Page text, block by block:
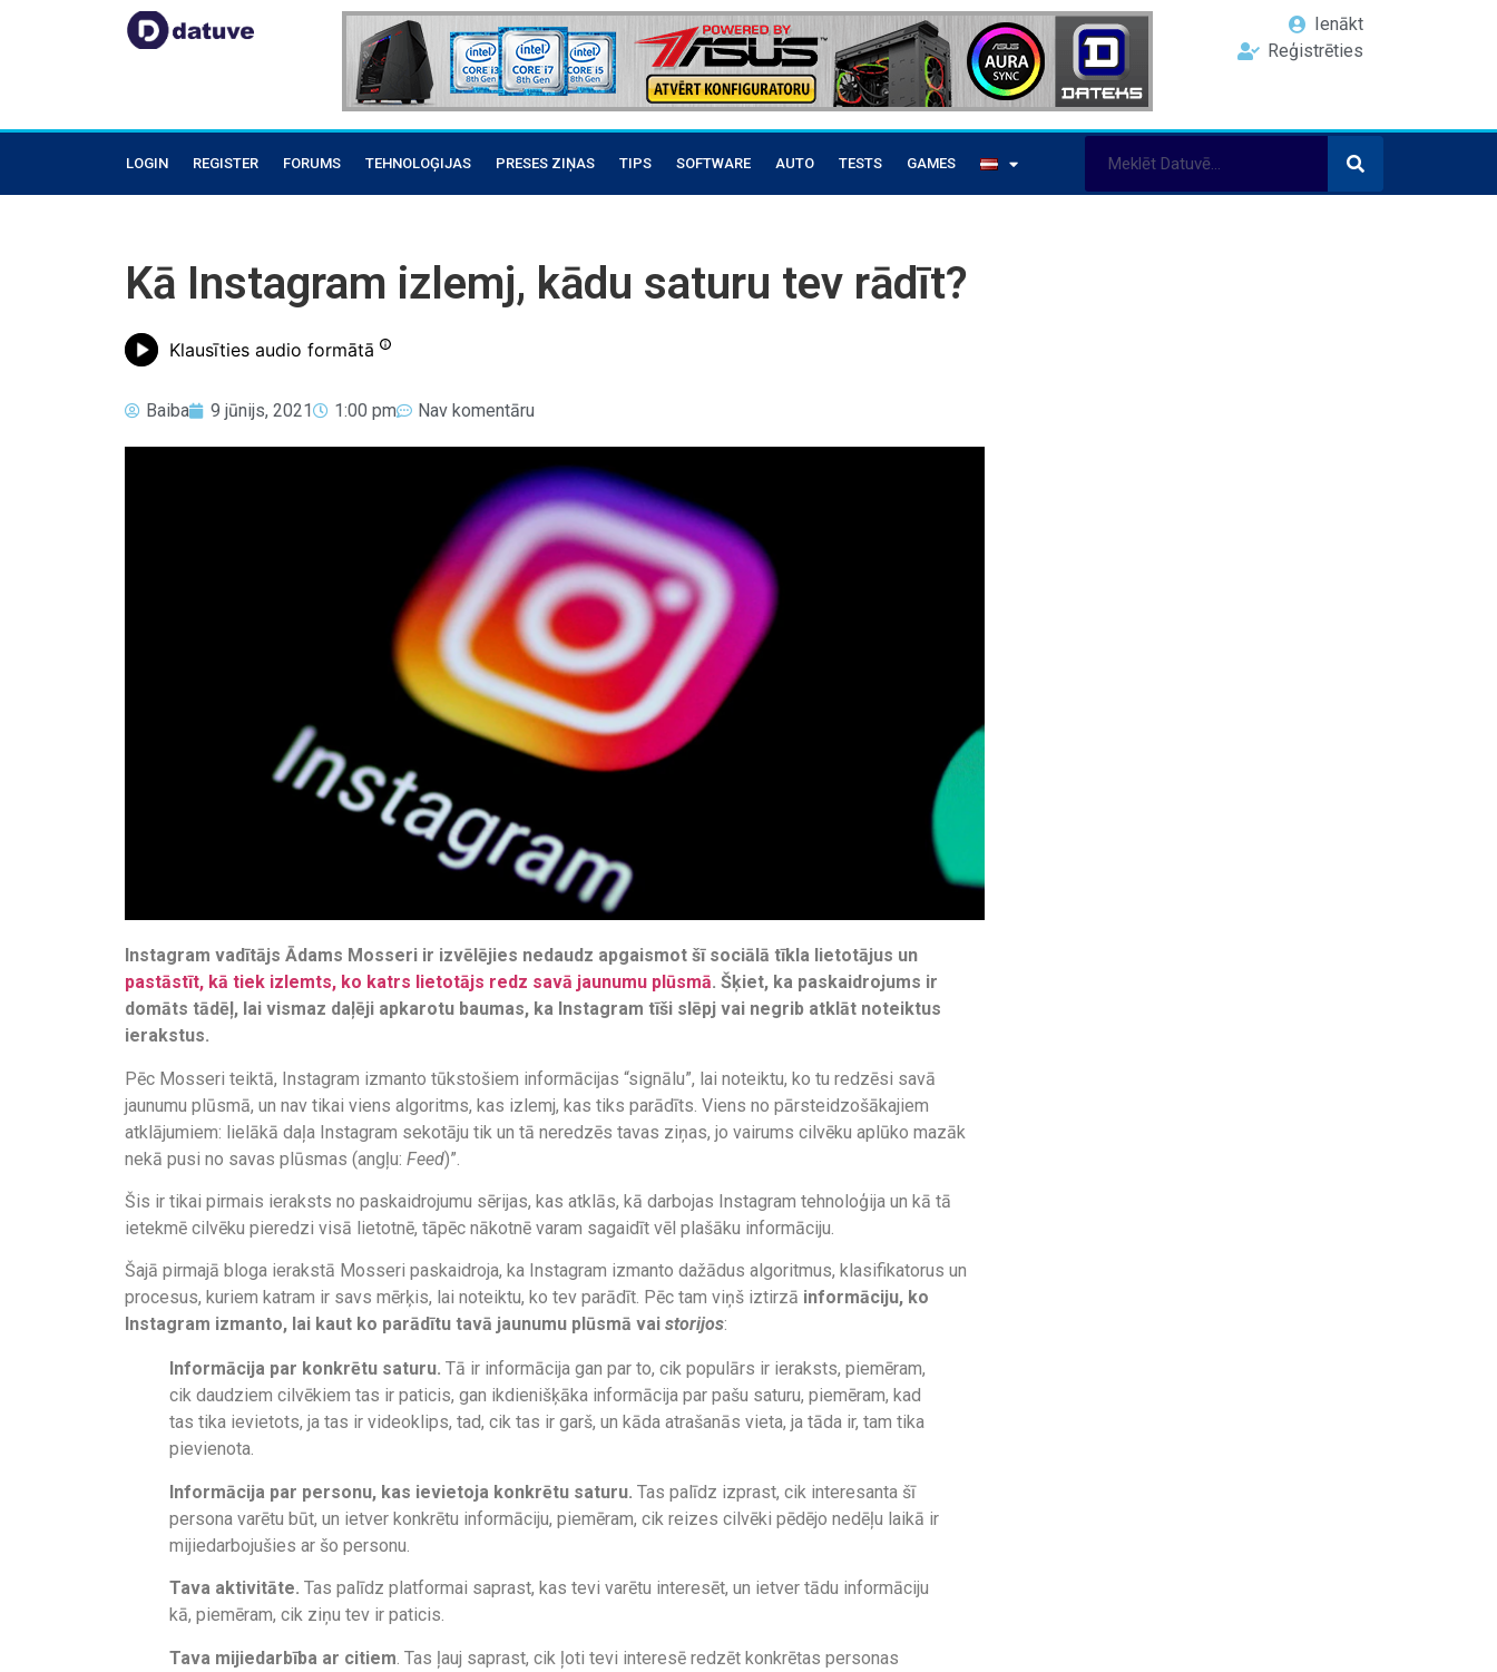
Ienākt
Reģistrēties
LOGIN REGISTER FORUMS TEHNOLOĢIJAS PRESES ZIŅAS TIPS SOFTWARE AUTO TESTS GAMES
Kā Instagram izlemj, kādu saturu tev rādīt?
Klausīties audio formātā
Baiba 9 jūnijs, 2021 1:00 pm Nav komentāru
Instagram vadītājs Ādams Mosseri ir izvēlējies nedaudz apgaismot šī sociālā tīkla lietotājus un
pastāstīt, kā tiek izlemts, ko katrs lietotājs redz savā jaunumu plūsmā. Šķiet, ka paskaidrojums ir
domāts tādēļ, lai vismaz daļēji apkarotu baumas, ka Instagram tīši slēpj vai negrib atklāt noteiktus
ierakstus.
Pēc Mosseri teiktā, Instagram izmanto tūkstošiem informācijas “signālu”, lai noteiktu, ko tu redzēsi savā
jaunumu plūsmā, un nav tikai viens algoritms, kas izlemj, kas tiks parādīts. Viens no pārsteidzošākajiem
atklājumiem: lielākā daļa Instagram sekotāju tik un tā neredzēs tavas ziņas, jo vairums cilvēku aplūko mazāk
nekā pusi no savas plūsmas (angļu: Feed)”.
Šis ir tikai pirmais ieraksts no paskaidrojumu sērijas, kas atklās, kā darbojas Instagram tehnoloģija un kā tā
ietekmē cilvēku pieredzi visā lietotnē, tāpēc nākotnē varam sagaidīt vēl plašāku informāciju.
Šajā pirmajā bloga ierakstā Mosseri paskaidroja, ka Instagram izmanto dažādus algoritmus, klasifikatorus un
procesus, kuriem katram ir savs mērķis, lai noteiktu, ko tev parādīt. Pēc tam viņš iztirzā informāciju, ko
Instagram izmanto, lai kaut ko parādītu tavā jaunumu plūsmā vai storijos:
Informācija par konkrētu saturu. Tā ir informācija gan par to, cik populārs ir ieraksts, piemēram,
cik daudziem cilvēkiem tas ir paticis, gan ikdienišķāka informācija par pašu saturu, piemēram, kad
tas tika ievietots, ja tas ir videoklips, tad, cik tas ir garš, un kāda atrašanās vieta, ja tāda ir, tam tika
pievienota.
Informācija par personu, kas ievietoja konkrētu saturu. Tas palīdz izprast, cik interesanta šī
persona varētu būt, un ietver konkrētu informāciju, piemēram, cik reizes cilvēki pēdējo nedēļu laikā ir
mijiedarbojušies ar šo personu.
Tava aktivitāte. Tas palīdz platformai saprast, kas tevi varētu interesēt, un ietver tādu informāciju
kā, piemēram, cik ziņu tev ir paticis.
Tava mijiedarbība ar citiem . Tas ļauj saprast, cik ļoti tevi interesē redzēt konkrētas personas